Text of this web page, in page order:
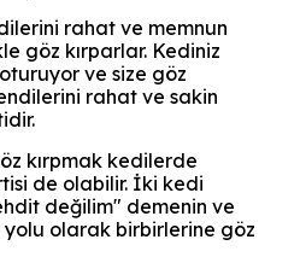
rahat ve memnun
göz kırparlar. Kediniz
ve size göz
rahat ve sakin
kırpmak kedilerde
de olabilir. İki kedi
değilim" demenin ve
yolu olarak birbirlerine göz